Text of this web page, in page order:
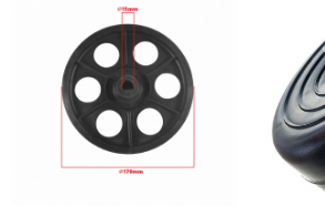
Masini batut stalpi si accesorii
Roabe & accesorii
Casute gradina si cutii depozitare
Mobilier gradina
Corturi, Prelate si plase de
umbrire